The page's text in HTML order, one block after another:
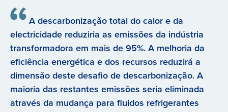
A descarbonização total do calor e da
electricidade reduziria as emissões da indústria
transformadora em mais de 95%. A melhoria da
eficiência energética e dos recursos reduzirá a
dimensão deste desafio de descarbonização. A
maioria das restantes emissões seria eliminada
através da mudança para fluidos refrigerantes